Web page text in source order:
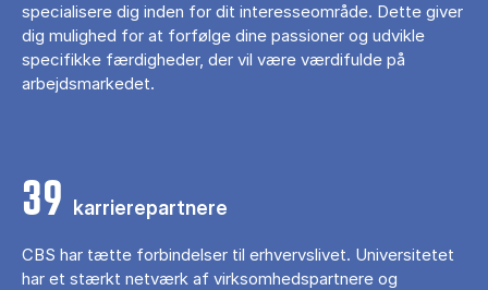
specialisere dig inden for dit interesseområde. Dette giver
dig mulighed for at forfølge dine passioner og udvikle
specifikke færdigheder, der vil være værdifulde på
arbejdsmarkedet.
39 karrierepartnere
CBS har tætte forbindelser til erhvervslivet. Universitetet
har et stærkt netværk af virksomhedspartnere og